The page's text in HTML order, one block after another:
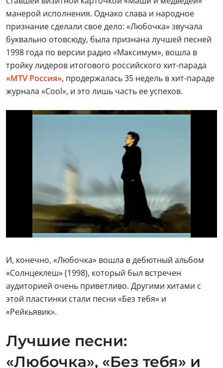
манерой исполнения. Однако слава и народное
признание сделали свое дело: «Любочка» звучала
буквально отовсюду, была признана лучшей песней
1998 года по версии радио «Максимум», вошла в
тройку лидеров итогового российского хит-парада
«MTV Россия», продержалась 35 недель в хит-параде
журнала «Cool», и это лишь часть ее успехов.
И, конечно, «Любочка» вошла в дебютный альбом
«Солнцеклеш» (1998), который был встречен
аудиторией очень приветливо. Другими хитами с
этой пластинки стали песни «Без тебя» и
«Рейкьявик».
Лучшие песни:
«Любочка», «Без тебя» и